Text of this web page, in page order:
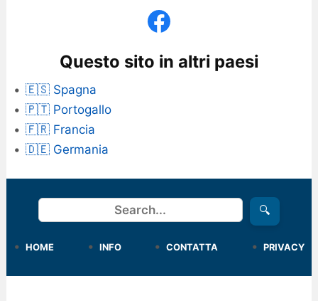
Questo sito in altri paesi
🇪🇸 Spagna
🇵🇹 Portogallo
🇫🇷 Francia
🇩🇪 Germania
Cerca 🔍
HOME INFO CONTATTA PRIVACY